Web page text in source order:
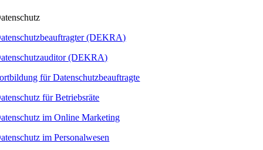
(DEKRA)
(DEKRA)
für Datenschutzbeauftragte
für Betriebsräte
im Online Marketing
im Personalwesen